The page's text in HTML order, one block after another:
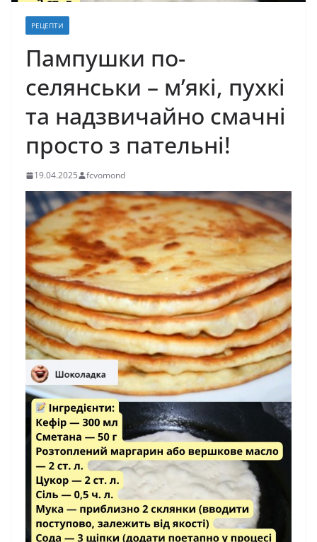
РЕЦЕПТИ
Пампушки по-
селянськи – м’які, пухкі
та надзвичайно смачні
просто з пательні!
19.04.2025 fcvomond